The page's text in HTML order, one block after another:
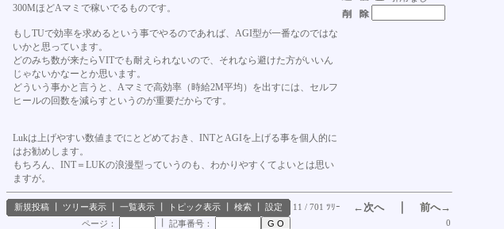
300MほどAマミで稼いでるものです。
もしTUで効率を求めるという事でやるのであれば、AGI型が一番なのではな
いかと思っています。
どのみち数が来たらVITでも耐えられないので、それなら避けた方がいいん
じゃないかなーとか思います。
どういう事かと言うと、Aマミで高効率（時給2M平均）を出すには、セルフ
ヒールの回数を減らすというのが重要だからです。
Lukは上げやすい数値までにとどめておき、INTとAGIを上げる事を個人的に
はお勧めします。
もちろん、INT＝LUKの浪漫型っていうのも、わかりやすくてよいとは思い
ますが。
新規投稿 ツリー表示 一覧表示 トピック表示 検索 設定 11 / 701 ﾂﾘｰ ←次へ｜ 前へ→
ページ： 記事番号： 0